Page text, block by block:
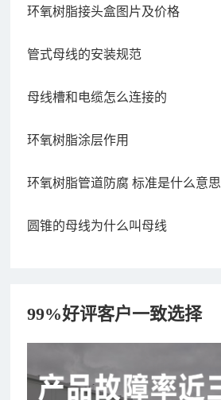
环氧树脂接头盒图片及价格
管式母线的安装规范
母线槽和电缆怎么连接的
环氧树脂涂层作用
环氧树脂管道防腐 标准是什么意思
圆锥的母线为什么叫母线
99%好评客户一致选择